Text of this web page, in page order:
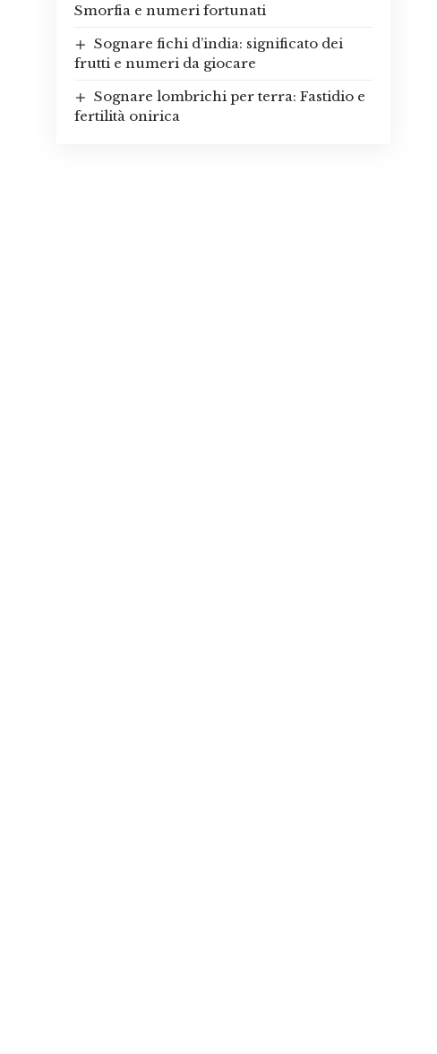
Smorfia e numeri fortunati
Sognare fichi d’india: significato dei
frutti e numeri da giocare
Sognare lombrichi per terra: Fastidio e
fertilità onirica